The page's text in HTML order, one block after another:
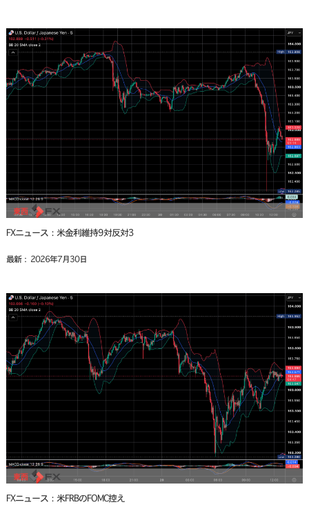
FXニュース：米金利維持9対反対3
最新： 2026年7月30日
FXニュース：米FRBのFOMC控え